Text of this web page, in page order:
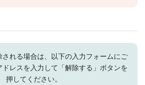
れる場合は、以下の入力フォームにご
レスを入力して「解除する」ボタンを
押してください。